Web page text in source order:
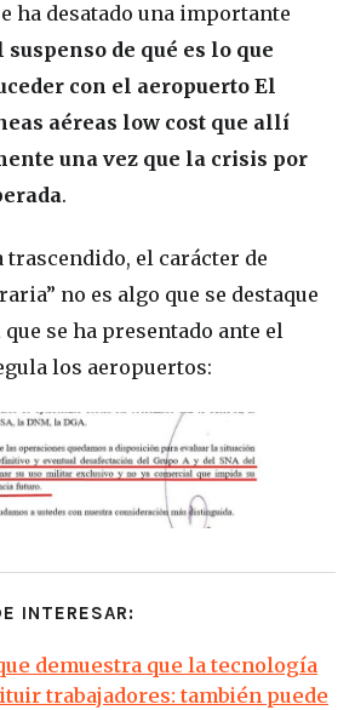
ha desatado una importante
de qué es lo que
con el aeropuerto El
aéreas low cost que allí
una vez que la crisis por
.
trascendido, el carácter de
no es algo que se destaque
se ha presentado ante el
los aeropuertos:
INTERESAR:
demuestra que la tecnología
trabajadores: también puede